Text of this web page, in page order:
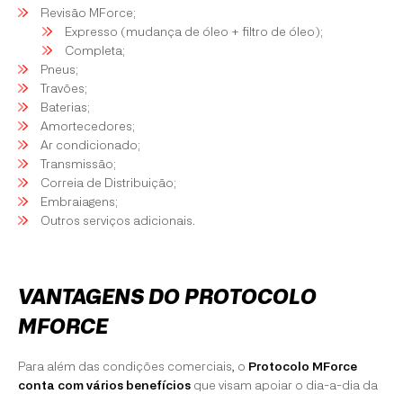
Revisão MForce;
Expresso (mudança de óleo + filtro de óleo);
Completa;
Pneus;
Travões;
Baterias;
Amortecedores;
Ar condicionado;
Transmissão;
Correia de Distribuição;
Embraiagens;
Outros serviços adicionais.
VANTAGENS DO PROTOCOLO
MFORCE
Para além das condições comerciais, o Protocolo MForce
conta com vários benefícios que visam apoiar o dia-a-dia da